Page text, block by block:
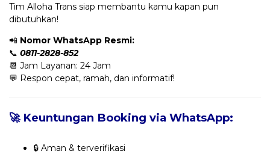
Tim Alloha Trans siap membantu kamu kapan pun
dibutuhkan!
📲 Nomor WhatsApp Resmi:
📞 0811-2828-852
📆 Jam Layanan: 24 Jam
💬 Respon cepat, ramah, dan informatif!
🚀 Keuntungan Booking via WhatsApp:
🔒 Aman & terverifikasi